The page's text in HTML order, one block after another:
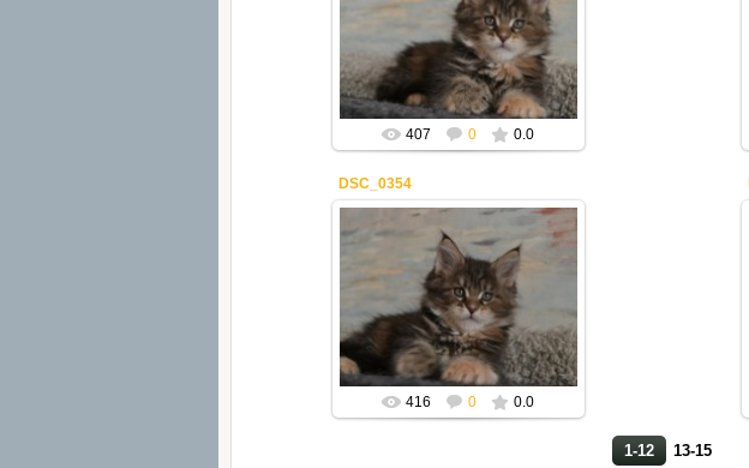
22.02.2021
Mila2409
407 0 0.0
DSC_0354
22.02.2021
Mila2409
416 0 0.0
1-12 13-15